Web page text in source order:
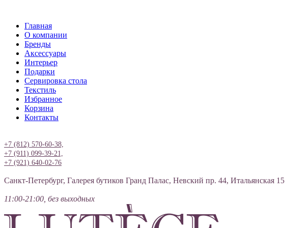
Главная
О компании
Бренды
Аксессуары
Интерьер
Подарки
Сервировка стола
Текстиль
Избранное
Корзина
Контакты
+7 (812) 570-60-38,
+7 (911) 099-39-21,
+7 (921) 640-02-76
Санкт-Петербург, Галерея бутиков Гранд Палас, Невский пр. 44, Итальянская 15
11:00-21:00, без выходных